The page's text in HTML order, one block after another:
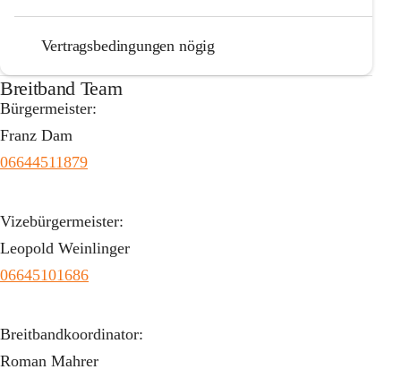
Vertragsbedingungen nögig
Breitband Team
Bürgermeister:
Franz Dam
06644511879
Vizebürgermeister:
Leopold Weinlinger
06645101686
Breitbandkoordinator:
Roman Mahrer